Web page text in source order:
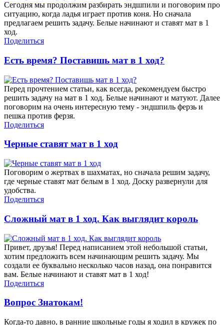
Сегодня мы продолжим разбирать эндшпили и поговорим про
ситуацию, когда ладья играет против коня. Но сначала
предлагаем решить задачу. Белые начинают и ставят мат в 1
ход.
Поделиться
Есть время? Поставишь мат в 1 ход?
Перед прочтением статьи, как всегда, рекомендуем быстро
решить задачу на мат в 1 ход. Белые начинают и матуют. Далее
поговорим на очень интересную тему - эндшпиль ферзь и
пешка против ферзя.
Поделиться
Черные ставят мат в 1 ход
Поговорим о жертвах в шахматах, но сначала решим задачу,
где черные ставят мат белым в 1 ход. Доску развернули для
удобства.
Поделиться
Сложный мат в 1 ход. Как выглядит король
Привет, друзья! Перед написанием этой небольшой статьи,
хотим предложить всем начинающим решить задачу. Мы
создали ее буквально несколько часов назад, она понравится
вам. Белые начинают и ставят мат в 1 ход!
Поделиться
Вопрос Знатокам!
Когда-то давно, в ранние школьные годы я ходил в кружек по